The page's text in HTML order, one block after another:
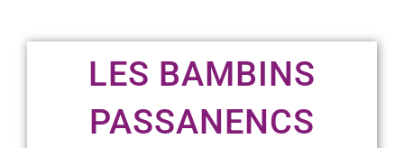
LES BAMBINS
PASSANENCS